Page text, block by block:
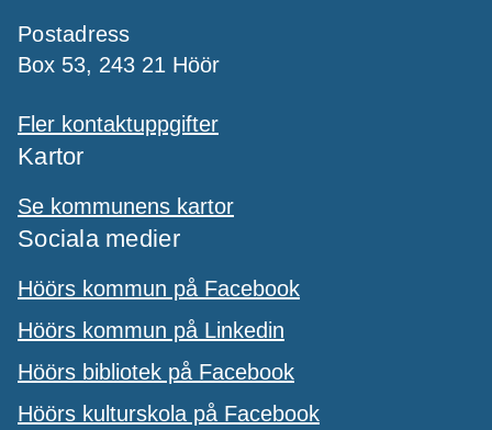
Postadress
Box 53, 243 21 Höör
Fler kontaktuppgifter
Kartor
Se kommunens kartor
Sociala medier
Höörs kommun på Facebook
Höörs kommun på Linkedin
Höörs bibliotek på Facebook
Höörs kulturskola på Facebook